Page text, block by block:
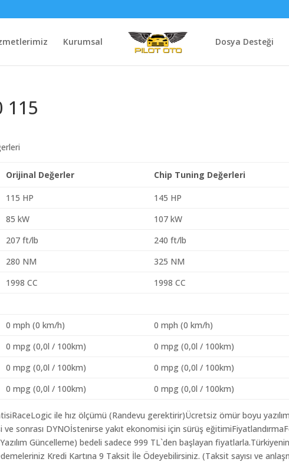
Kurumsal Dosya Desteği
115
Orijinal Değerler Chip Tuning Değerleri
115 HP
145 HP
85 kW
107 kW
207 ft/lb
240 ft/lb
280 NM
325 NM
1998 CC
1998 CC
0 mph (0 km/h)
0 mph (0 km/h)
0 mpg (0,0l / 100km)
0 mpg (0,0l / 100km)
0 mpg (0,0l / 100km)
0 mpg (0,0l / 100km)
0 mpg (0,0l / 100km) 0 mpg (0,0l / 100km)
ile hız ölçümü (Randevu gerektirir)Ücretsiz ömür boyu yazılım
sonrası DYNOİstenirse yakıt ekonomisi için sürüş
Güncelleme) bedeli sadece 999 TL`den başlayan fiyatlarla.Türkiyenin
Kredi Kartına 9 Taksit İle Ödeyebilirsiniz. (Taksit sayısı ve